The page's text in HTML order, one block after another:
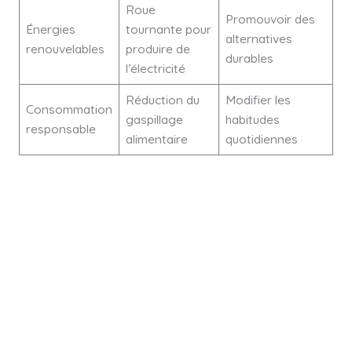
Énergies
renouvelables
Roue
tournante pour
produire de
l’électricité
Promouvoir des
alternatives
durables
Consommation
responsable
Réduction du
gaspillage
alimentaire
Modifier les
habitudes
quotidiennes